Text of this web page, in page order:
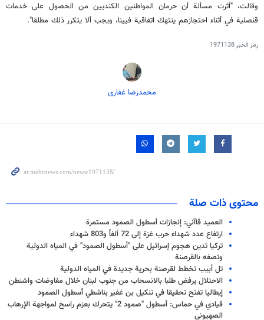
وقالت، "أثرت مسألة أن حرمان المواطنين الكنديين من الحصول على خدمات
قنصلية في أثناء احتجازهم ينتهك اتفاقية فيينا، ويجب ألا يتكرر ذلك مطلقا".
رمز الخبر1971138
محمدرضا غفاری
محتوى ذات صلة
العميد قاآني: إنجازات أسطول الصمود مستمرة
ارتفاع عدد شهداء حرب غزة إلى 72 ألفاً و803 شهداء
تركيا تدين هجوم إسرائيل على "أسطول الصمود" في المياه الدولية
وتصفه بالقرصنة
تل أبيب تخطط لقرصنة بحرية جديدة في المياه الدولية
الاحتلال يرفض طلبا بالانسحاب من جنوب لبنان خلال مفاوضات واشنطن
إيطاليا تفتح تحقيقا في تنكيل بن غفير بناشطي أسطول الصمود
قيادي في حماس: أسطول "صمود 2" يتحرك بعزم راسخ لمواجهة الإرهاب
الصهيوني